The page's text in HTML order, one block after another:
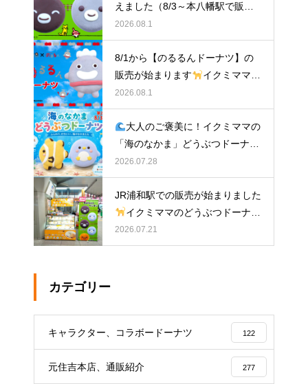
えました（8/3～本八幡駅で販
売）
イクミママのどうぶつドー
ナツ
2026.08.1
8/1から【のるるんドーナツ】の
販売が始まります
イクミママの
どうぶつドーナツ
2026.08.1
大人のご褒美に！イクミママの
「海のなかま」どうぶつドーナツ
が元住吉に登場
2026.07.28
JR浦和駅での販売が始まりました
イクミママのどうぶつドーナツ
2026.07.21
カテゴリー
キャラクター、コラボードーナツ 122
元住吉本店、通販紹介 277